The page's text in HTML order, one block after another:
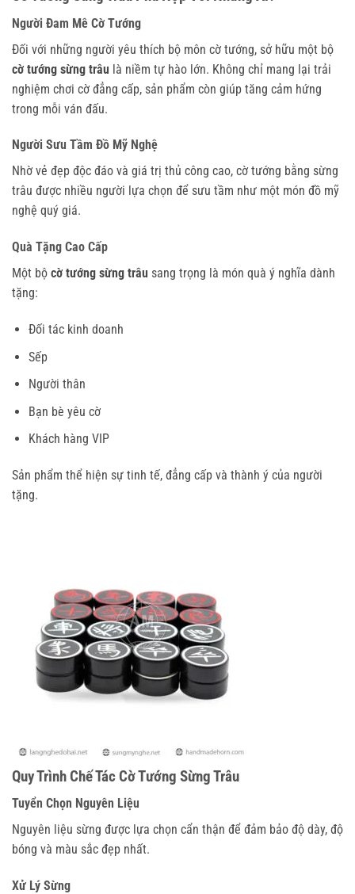
Người Đam Mê Cờ Tướng
Đối với những người yêu thích bộ môn cờ tướng, sở hữu một bộ
cờ tướng sừng trâu là niềm tự hào lớn. Không chỉ mang lại trải
nghiệm chơi cờ đẳng cấp, sản phẩm còn giúp tăng cảm hứng
trong mỗi ván đấu.
Người Sưu Tầm Đồ Mỹ Nghệ
Nhờ vẻ đẹp độc đáo và giá trị thủ công cao, cờ tướng bằng sừng
trâu được nhiều người lựa chọn để sưu tầm như một món đồ mỹ
nghệ quý giá.
Quà Tặng Cao Cấp
Một bộ cờ tướng sừng trâu sang trọng là món quà ý nghĩa dành
tặng:
Đối tác kinh doanh
Sếp
Người thân
Bạn bè yêu cờ
Khách hàng VIP
Sản phẩm thể hiện sự tinh tế, đẳng cấp và thành ý của người
tặng.
Quy Trình Chế Tác Cờ Tướng Sừng Trâu
Tuyển Chọn Nguyên Liệu
Nguyên liệu sừng được lựa chọn cẩn thận để đảm bảo độ dày, độ
bóng và màu sắc đẹp nhất.
Xử Lý Sừng